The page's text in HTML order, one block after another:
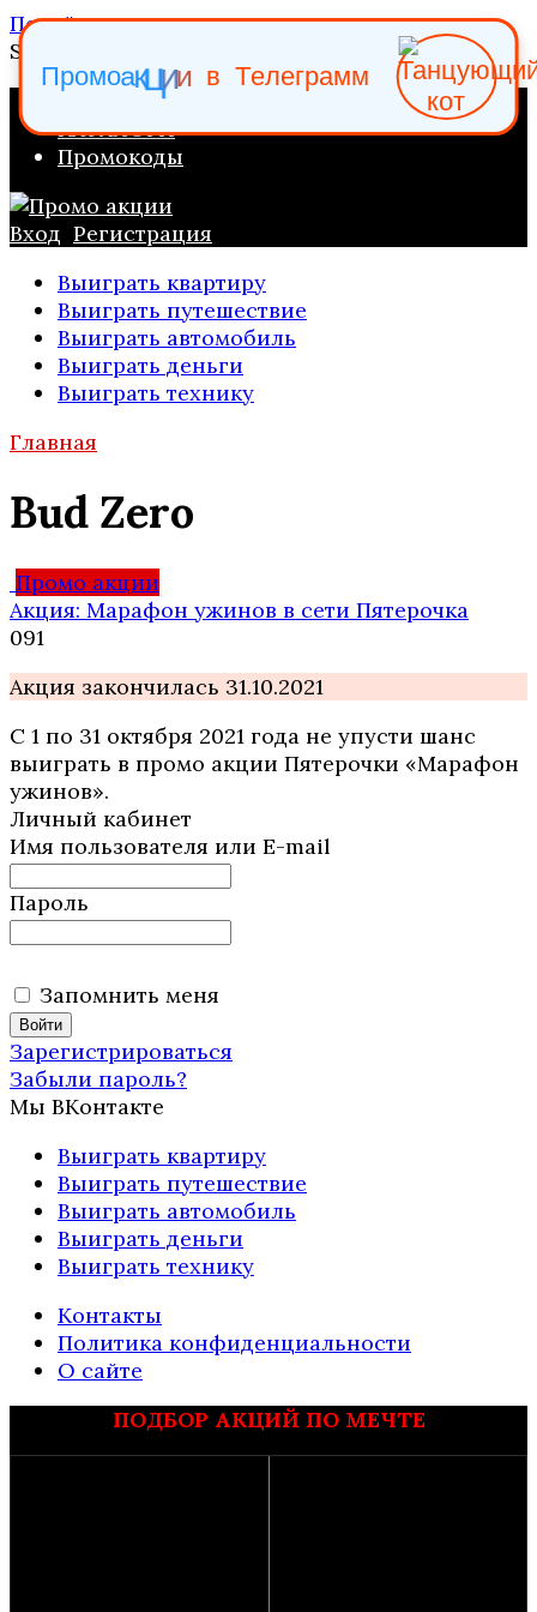
Перейти к содержанию
Search for:
ПРОМО АКЦИИ
КАТАЛОГИ
Промокоды
Вход Регистрация
Выиграть квартиру
Выиграть путешествие
Выиграть автомобиль
Выиграть деньги
Выиграть технику
Главная
Bud Zero
Промо акции
Акция: Марафон ужинов в сети Пятерочка
091
Акция закончилась 31.10.2021
С 1 по 31 октября 2021 года не упусти шанс
выиграть в промо акции Пятерочки «Марафон
ужинов».
Личный кабинет
Имя пользователя или E-mail
Пароль
Запомнить меня
Зарегистрироваться
Забыли пароль?
Мы ВКонтакте
Выиграть квартиру
Выиграть путешествие
Выиграть автомобиль
Выиграть деньги
Выиграть технику
Контакты
Политика конфиденциальности
О сайте
ПОДБОР АКЦИЙ ПО МЕЧТЕ
Промоакции в Телеграмм